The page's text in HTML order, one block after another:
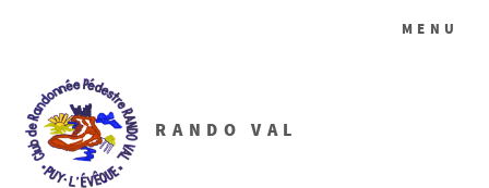
RANDO VAL
MENU